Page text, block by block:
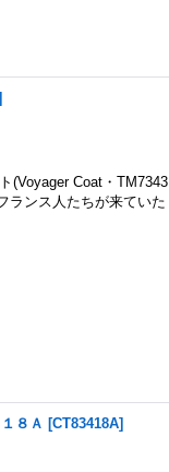
(Voyager Coat・TM7343
ランス人たちが来ていた
８Ａ [CT83418A]